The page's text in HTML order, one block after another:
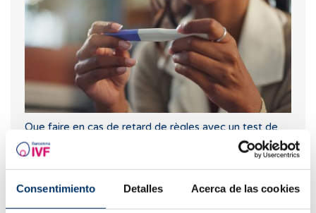
Consentimiento Detalles Acerca de las cookies
Que faire en cas de retard de règles avec un test de
grossesse négatif ?